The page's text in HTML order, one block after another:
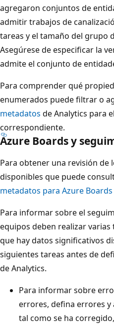
agregaron conjuntos de
admitir trabajos de
tareas y el tamaño del grupo
Asegúrese de especificar la
admite el conjunto de
Para comprender qué
enumerados puede filtrar o
metadatos de Analytics para
correspondiente.
Azure Boards y
Para obtener una revisión de
disponibles que puede
metadatos para Azure
Para informar sobre el
equipos deben realizar
que hay datos significativos
siguientes tareas antes de
de Analytics.
Para informar sobre
errores, defina errores y
tal como se ha